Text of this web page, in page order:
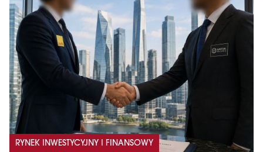
RYNEK INWESTYCYJNY I FINANSOWY